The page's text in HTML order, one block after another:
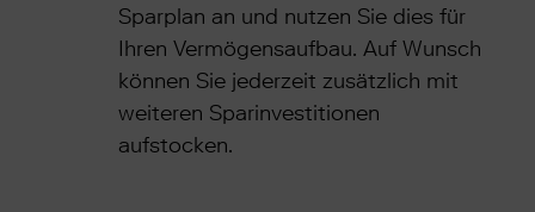
Sparplan an und nutzen Sie dies für
Ihren Vermögensaufbau. Auf Wunsch
können Sie jederzeit zusätzlich mit
weiteren Sparinvestitionen
aufstocken.